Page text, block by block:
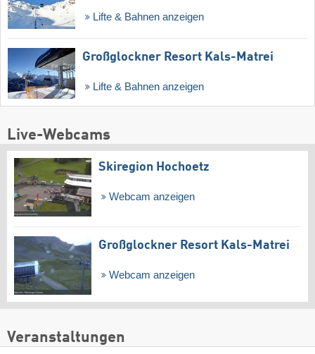
Lifte & Bahnen anzeigen
Großglockner Resort Kals-Matrei
Lifte & Bahnen anzeigen
Live-Webcams
Skiregion Hochoetz
Webcam anzeigen
Großglockner Resort Kals-Matrei
Webcam anzeigen
Veranstaltungen